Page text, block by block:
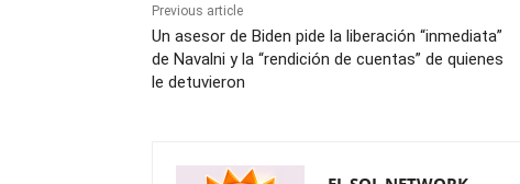
Previous article
Un asesor de Biden pide la liberación “inmediata”
de Navalni y la “rendición de cuentas” de quienes
le detuvieron